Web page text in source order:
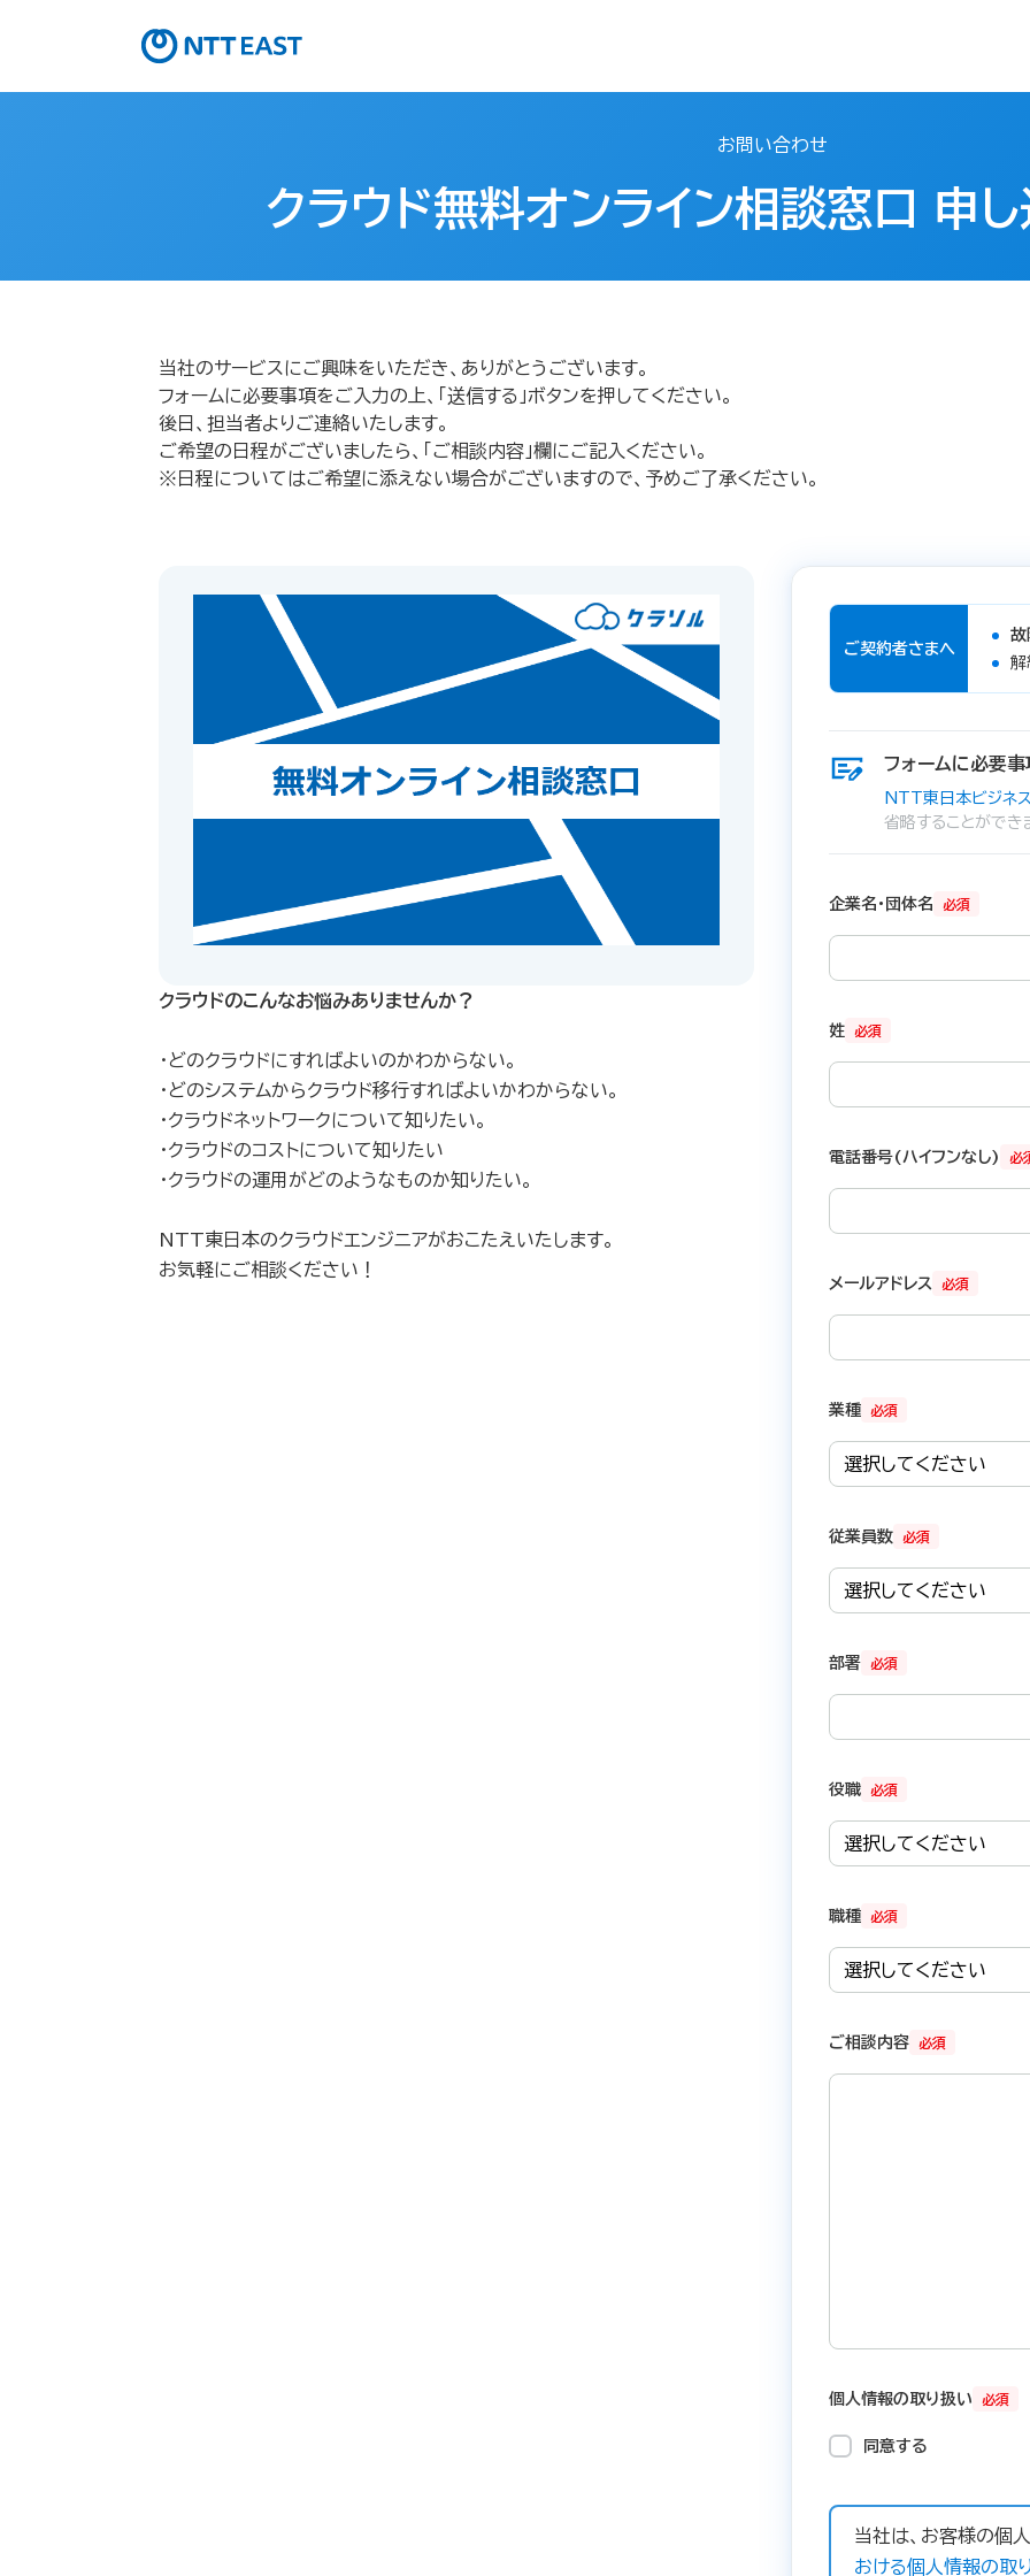
お問い合わせ
クラウド無料オンライン相談窓口 申
当社のサービスにご興味をいただき、ありがとうございます。
フォームに必要事項をご入力の上、「送信する」ボタンを押してください。
後日、担当者よりご連絡いたします。
ご希望の日程がございましたら、「ご相談内容」欄にご記入ください。
※日程についてはご希望に添えない場合がございますので、予めご了承ください。
クラウドのこんなお悩みありませんか？
・どのクラウドにすればよいのかわからない。
・どのシステムからクラウド移行すればよいかわからない。
・クラウドネットワークについて知りたい。
・クラウドのコストについて知りたい
・クラウドの運用がどのようなものか知りたい。
NTT東日本のクラウドエンジニアがおこたえいたします。
お気軽にご相談ください！
ご契約者さまへ
故
解
フォームに必要
NTT東日本ビジネ
省略することができ
必須
企業名・団体名
必須
姓
必
電話番号(ハイフンなし)
必須
メールアドレス
必須
業種
必須
従業員数
必須
部署
必須
役職
必須
職種
必須
ご相談内容
必須
個人情報の取り扱い
同意する
当社は、お客様の個
おける個人情報の取